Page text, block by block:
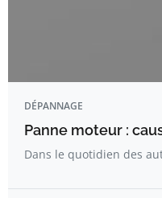
DÉPANNAGE
Panne moteur :
Dans le quotidien des